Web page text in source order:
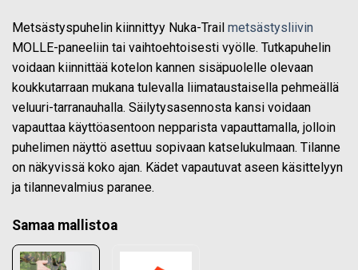
Metsästyspuhelin kiinnittyy Nuka-Trail metsästysliivin
MOLLE-paneeliin tai vaihtoehtoisesti vyölle. Tutkapuhelin
voidaan kiinnittää kotelon kannen sisäpuolelle olevaan
koukkutarraan mukana tulevalla liimataustaisella pehmeällä
veluuri-tarranauhalla. Säilytysasennosta kansi voidaan
vapauttaa käyttöasentoon nepparista vapauttamalla, jolloin
puhelimen näyttö asettuu sopivaan katselukulmaan. Tilanne
on näkyvissä koko ajan. Kädet vapautuvat aseen käsittelyyn
ja tilannevalmius paranee.
Samaa mallistoa